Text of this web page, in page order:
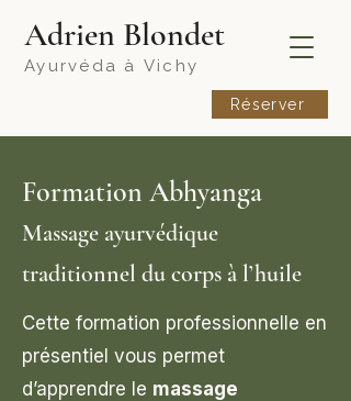
​Adrien Blondet
Ayurvéda à Vichy
Réserver
Formation Abhyanga
Massage ayurvédique
traditionnel du corps à l’huile
Cette formation professionnelle en
présentiel vous permet
d’apprendre le massage